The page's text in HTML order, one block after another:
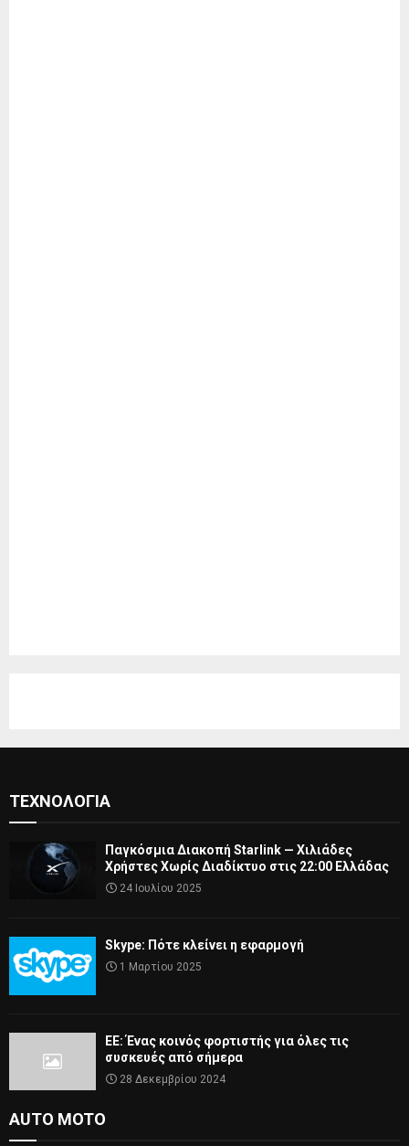
ΤΕΧΝΟΛΟΓΊΑ
Παγκόσμια Διακοπή Starlink — Χιλιάδες
Χρήστες Χωρίς Διαδίκτυο στις 22:00 Ελλάδας
24 Ιουλίου 2025
Skype: Πότε κλείνει η εφαρμογή
1 Μαρτίου 2025
ΕΕ: Ένας κοινός φορτιστής για όλες τις
συσκευές από σήμερα
28 Δεκεμβρίου 2024
AUTO MOTO